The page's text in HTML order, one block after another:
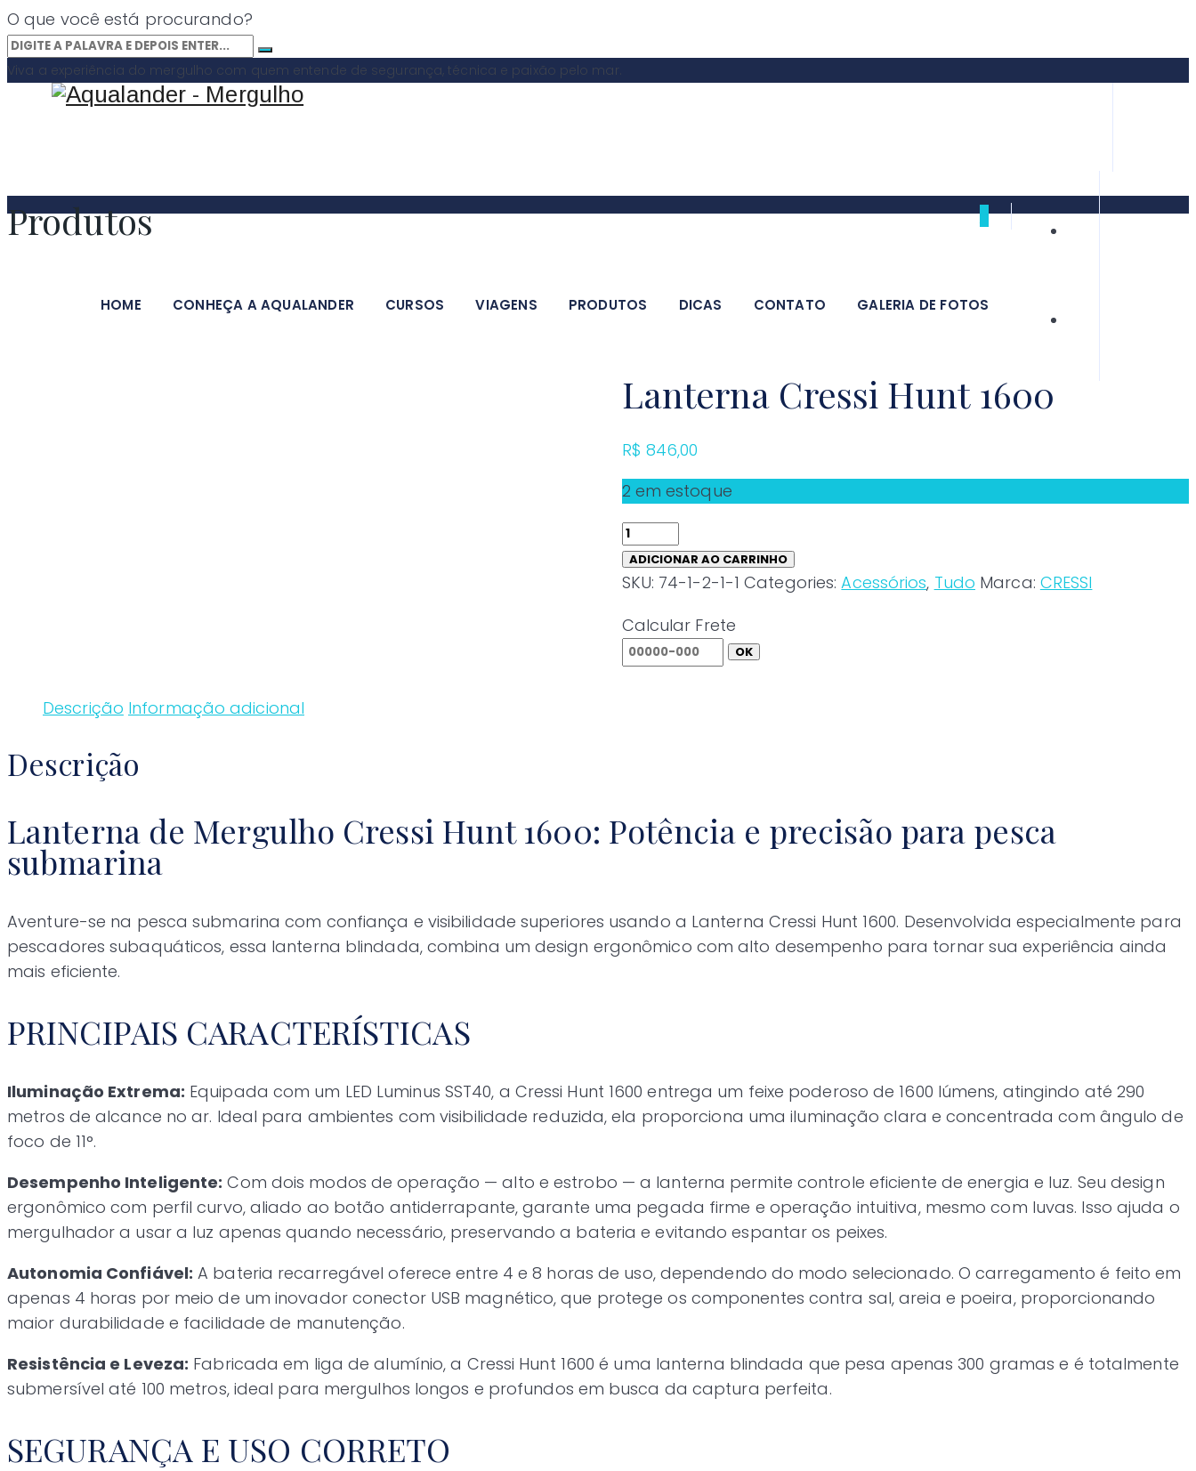
O que você está procurando?
Viva a experiência do mergulho com quem entende de segurança, técnica e paixão pelo mar.
0
HOME CONHEÇA A AQUALANDER CURSOS VIAGENS PRODUTOS DICAS CONTATO GALERIA DE FOTOS
Produtos
Lanterna Cressi Hunt 1600
R$ 846,00
2 em estoque
Lanterna
Cressi
Hunt
quantidade
ADICIONAR AO CARRINHO
SKU: 74-1-2-1-1Categories: Acessórios, Tudo Marca: CRESSI
Calcular Frete
OK
Descrição Informação adicional
Descrição
Lanterna de Mergulho Cressi Hunt 1600: Potência e precisão para pesca
submarina
Aventure-se na pesca submarina com confiança e visibilidade superiores usando a Lanterna Cressi Hunt 1600. Desenvolvida especialmente para
pescadores subaquáticos, essa lanterna blindada, combina um design ergonômico com alto desempenho para tornar sua experiência ainda
mais eficiente.
PRINCIPAIS CARACTERÍSTICAS
Iluminação Extrema: Equipada com um LED Luminus SST40, a Cressi Hunt 1600 entrega um feixe poderoso de 1600 lúmens, atingindo até 290
metros de alcance no ar. Ideal para ambientes com visibilidade reduzida, ela proporciona uma iluminação clara e concentrada com ângulo de
foco de 11°.
Desempenho Inteligente: Com dois modos de operação — alto e estrobo — a lanterna permite controle eficiente de energia e luz. Seu design
ergonômico com perfil curvo, aliado ao botão antiderrapante, garante uma pegada firme e operação intuitiva, mesmo com luvas. Isso ajuda o
mergulhador a usar a luz apenas quando necessário, preservando a bateria e evitando espantar os peixes.
Autonomia Confiável: A bateria recarregável oferece entre 4 e 8 horas de uso, dependendo do modo selecionado. O carregamento é feito em
apenas 4 horas por meio de um inovador conector USB magnético, que protege os componentes contra sal, areia e poeira, proporcionando
maior durabilidade e facilidade de manutenção.
Resistência e Leveza: Fabricada em liga de alumínio, a Cressi Hunt 1600 é uma lanterna blindada que pesa apenas 300 gramas e é totalmente
submersível até 100 metros, ideal para mergulhos longos e profundos em busca da captura perfeita.
SEGURANÇA E USO CORRETO